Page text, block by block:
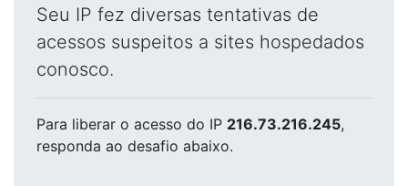
Seu IP fez diversas tentativas de
acessos suspeitos a sites hospedados
conosco.
Para liberar o acesso do IP 216.73.216.245,
responda ao desafio abaixo.